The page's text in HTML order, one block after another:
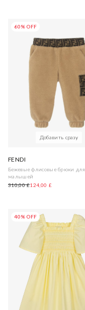
60% OFF
Добавить сразу
FENDI
Бежевые флисовые брюки для
малышей
310,00 £124,00 £
40% OFF